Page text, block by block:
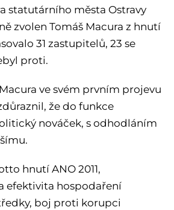
statutárního města Ostravy
zvolen Tomáš Macura z hnutí
31 zastupitelů, 23 se
proti.
ve svém prvním projevu
že do funkce
nováček, s odhodláním
hnutí ANO 2011,
efektivita hospodaření
boj proti korupci